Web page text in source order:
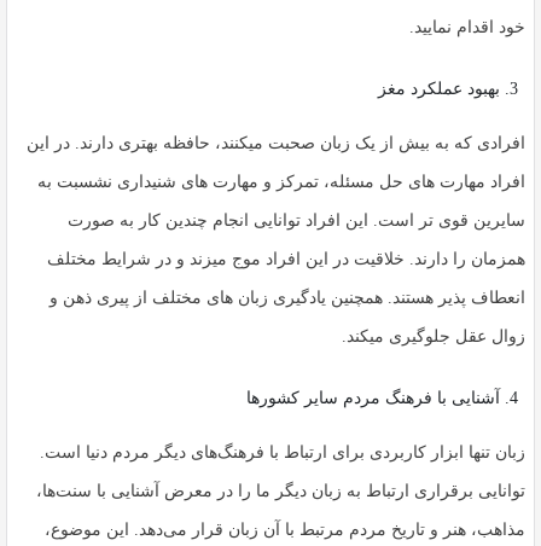
خود اقدام نمایید.
بهبود عملکرد مغز
افرادی که به بیش از یک زبان صحبت میکنند، حافظه بهتری دارند. در این
افراد مهارت های حل مسئله، تمرکز و مهارت های شنیداری نشسبت به
سایرین قوی تر است. این افراد توانایی انجام چندین کار به صورت
همزمان را دارند. خلاقیت در این افراد موج میزند و در شرایط مختلف
انعطاف پذیر هستند. همچنین یادگیری زبان های مختلف از پیری ذهن و
زوال عقل جلوگیری میکند.
آشنایی با فرهنگ مردم سایر کشورها
زبان تنها ابزار کاربردی برای ارتباط با فرهنگ‌های دیگر مردم دنیا است.
توانایی برقراری ارتباط به زبان دیگر ما را در معرض آشنایی با سنت‌ها،
مذاهب، هنر و تاریخ مردم مرتبط با آن زبان قرار می‌دهد. این موضوع،